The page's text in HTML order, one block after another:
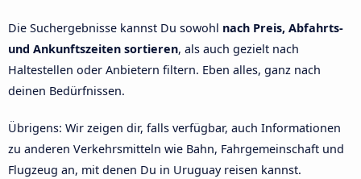
Die Suchergebnisse kannst Du sowohl nach Preis, Abfahrts-
und Ankunftszeiten sortieren, als auch gezielt nach
Haltestellen oder Anbietern filtern. Eben alles, ganz nach
deinen Bedürfnissen.
Übrigens: Wir zeigen dir, falls verfügbar, auch Informationen
zu anderen Verkehrsmitteln wie Bahn, Fahrgemeinschaft und
Flugzeug an, mit denen Du in Uruguay reisen kannst.